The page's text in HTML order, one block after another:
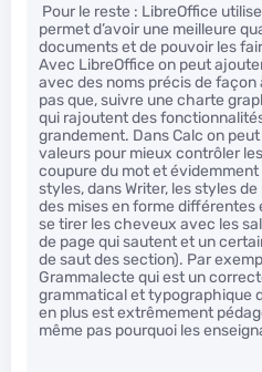
Pour le reste : LibreOffice
permet d’avoir une meilleure
documents et de pouvoir les
Avec LibreOffice on peut
avec des noms précis de
pas que, suivre une charte
qui rajoutent des
grandement. Dans Calc on
valeurs pour mieux contrôler
coupure du mot et
styles, dans Writer, les styles
des mises en forme différentes
se tirer les cheveux avec les
de page qui sautent et un
de saut des section). Par
Grammalecte qui est un
grammatical et typographique
en plus est extrêmement
même pas pourquoi les